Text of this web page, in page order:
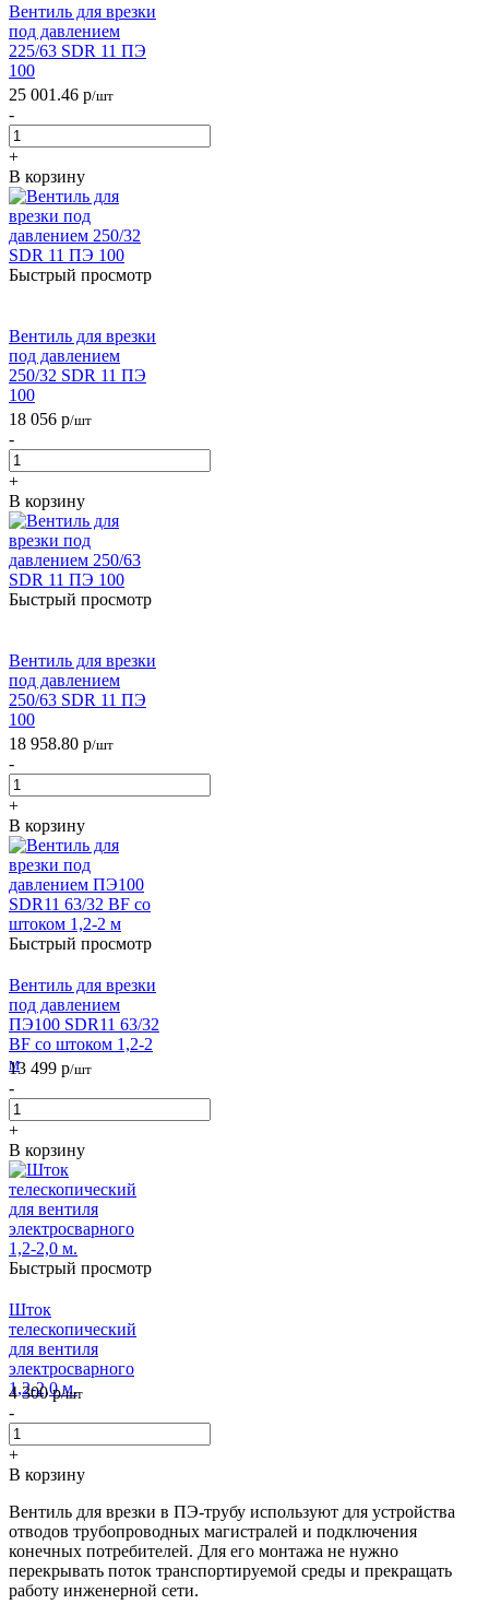
Вентиль для врезки
под давлением
225/63 SDR 11 ПЭ
100
25 001.46 р/шт
-
+
В корзину
Быстрый просмотр
Вентиль для врезки
под давлением
250/32 SDR 11 ПЭ
100
18 056 р/шт
-
+
В корзину
Быстрый просмотр
Вентиль для врезки
под давлением
250/63 SDR 11 ПЭ
100
18 958.80 р/шт
-
+
В корзину
Быстрый просмотр
Вентиль для врезки
под давлением
ПЭ100 SDR11 63/32
BF со штоком 1,2-2
м
13 499 р/шт
-
+
В корзину
Быстрый просмотр
Шток
телескопический
для вентиля
электросварного
1,2-2,0 м.
4 300р/шт
-
+
В корзину
Вентиль для врезки в ПЭ-трубу используют для устройства
отводов трубопроводных магистралей и подключения
конечных потребителей. Для его монтажа не нужно
перекрывать поток транспортируемой среды и прекращать
работу инженерной сети.